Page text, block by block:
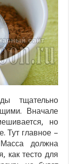
тщательно
Вначале
но
Тут главное –
должна
как тесто для